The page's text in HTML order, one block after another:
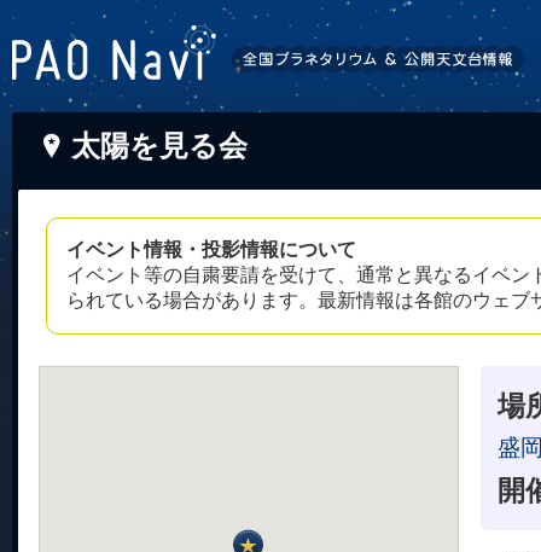
太陽を見る会
イベント情報・投影情報について
イベント等の自粛要請を受けて、通常と異なるイベ
られている場合があります。最新情報は各館のウェ
場
盛
開